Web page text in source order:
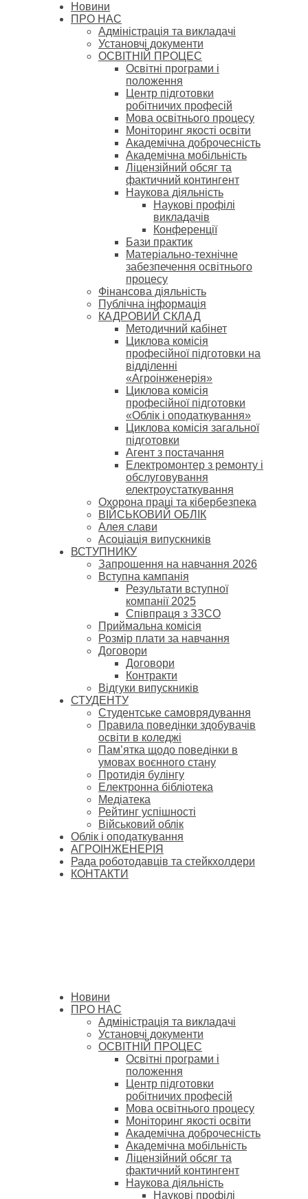
Новини
ПРО НАС
Адміністрація та викладачі
Установчі документи
ОСВІТНІЙ ПРОЦЕС
Освітні програми і
положення
Центр підготовки
робітничих професій
Мова освітнього процесу
Моніторинг якості освіти
Академічна доброчесність
Академічна мобільність
Ліцензійний обсяг та
фактичний контингент
Наукова діяльність
Наукові профілі
викладачів
Конференції
Бази практик
Матеріально-технічне
забезпечення освітнього
процесу
Фінансова діяльність
Публічна інформація
КАДРОВИЙ СКЛАД
Методичний кабінет
Циклова комісія
професійної підготовки на
відділенні
«Агроінженерія»
Циклова комісія
професійної підготовки
«Облік і оподаткування»
Циклова комісія загальної
підготовки
Агент з постачання
Електромонтер з ремонту і
обслуговування
електроустаткування
Охорона праці та кібербезпека
ВІЙСЬКОВИЙ ОБЛІК
Алея слави
Асоціація випускників
ВСТУПНИКУ
Запрошення на навчання 2026
Вступна кампанія
Результати вступної
компанії 2025
Співпраця з ЗЗСО
Приймальна комісія
Розмір плати за навчання
Договори
Договори
Контракти
Відгуки випускників
СТУДЕНТУ
Cтудентське самоврядування
Правила поведінки здобувачів
освіти в коледжі
Пам’ятка щодо поведінки в
умовах воєнного стану
Протидія булінгу
Електронна бібліотека
Медіатека
Рейтинг успішності
Військовий облік
Облік і оподаткування
АГРОІНЖЕНЕРІЯ
Рада роботодавців та стейкхолдери
КОНТАКТИ
Новини
ПРО НАС
Адміністрація та викладачі
Установчі документи
ОСВІТНІЙ ПРОЦЕС
Освітні програми і
положення
Центр підготовки
робітничих професій
Мова освітнього процесу
Моніторинг якості освіти
Академічна доброчесність
Академічна мобільність
Ліцензійний обсяг та
фактичний контингент
Наукова діяльність
Наукові профілі